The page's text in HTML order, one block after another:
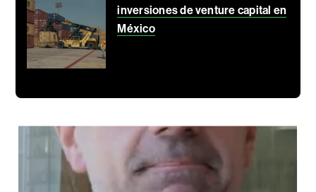
inversiones de venture capital en
México